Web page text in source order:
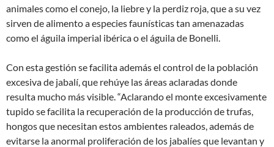
animales como el conejo, la liebre y la perdiz roja, que a su vez
sirven de alimento a especies faunísticas tan amenazadas
como el águila imperial ibérica o el águila de Bonelli.
Con esta gestión se facilita además el control de la población
excesiva de jabalí, que rehúye las áreas aclaradas donde
resulta mucho más visible. “Aclarando el monte excesivamente
tupido se facilita la recuperación de la producción de trufas,
hongos que necesitan estos ambientes raleados, además de
evitarse la anormal proliferación de los jabalíes que levantan y